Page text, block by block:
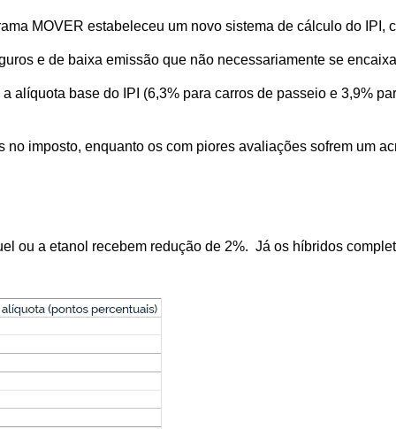
MOVER estabeleceu um novo sistema de cálculo do IPI,
e de baixa emissão que não necessariamente se
alíquota base do IPI (6,3% para carros de passeio e 3,9%
imposto, enquanto os com piores avaliações sofrem um
ou a etanol recebem redução de 2%.  Já os híbridos